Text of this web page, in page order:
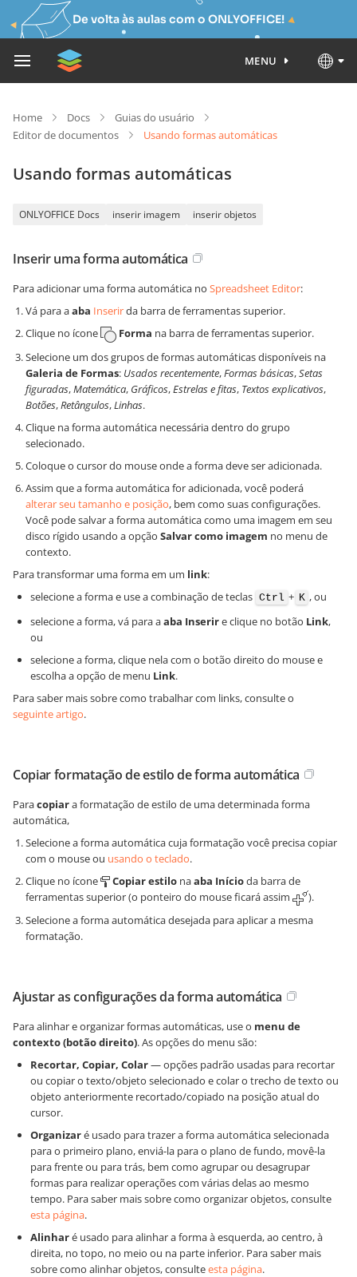
De volta às aulas com o ONLYOFFICE!
MENU
Home Docs
Guias do usuário
Editor de documentos
Usando formas automáticas
Usando formas automáticas
ONLYOFFICE Docs inserir imagem inserir objetos
Inserir uma forma automática
Para adicionar uma forma automática no Spreadsheet Editor:
Vá para aaba Inserirda barra de ferramentas superior.
Clique no ícone
Forma na barra de ferramentas superior.
Selecione um dos grupos de formas automáticas disponíveis na
Galeria de Formas: Usados recentemente,Formas básicas,Setas
figuradas,Matemática, Gráficos,Estrelas e fitas, Textos explicativos,
Botões,Retângulos,Linhas.
Clique na forma automática necessária dentro do grupo
selecionado.
Coloque o cursor do mouse onde a forma deve ser adicionada.
Assim que a forma automática for adicionada, você poderá
alterar seu tamanho e posição, bem como suas configurações.
Você pode salvar a forma automática como uma imagem em seu
disco rígido usando a opção Salvar como imagem no menu de
contexto.
Para transformar uma forma em um link:
selecione a forma e use a combinação de teclas Ctrl + K , ou
selecione a forma, vá para aaba Inserire clique no botão Link,
ou
selecione a forma, clique nela com o botão direito do mouse e
escolha a opção de menu Link.
Para saber mais sobre como trabalhar com links, consulte o
seguinte artigo.
Copiar formatação de estilo de forma automática
Paracopiara formatação de estilo de uma determinada forma
automática,
Selecione a forma automática cuja formatação você precisa copiar
com o mouse ou usando o teclado.
Clique no ícone
Copiar estilo naaba Inícioda barra de
ferramentas superior (o ponteiro do mouse ficará assim
).
Selecione a forma automática desejada para aplicar a mesma
formatação.
Ajustar as configurações da forma automática
Para alinhar e organizar formas automáticas, use o menu de
contexto (botão direito). As opções do menu são:
Recortar, Copiar, Colar— opções padrão usadas para recortar
ou copiar o texto/objeto selecionado e colar o trecho de texto ou
objeto anteriormente recortado/copiado na posição atual do
cursor.
Organizaré usado para trazer a forma automática selecionada
para o primeiro plano, enviá-la para o plano de fundo, movê-la
para frente ou para trás, bem como agrupar ou desagrupar
formas para realizar operações com várias delas ao mesmo
tempo. Para saber mais sobre como organizar objetos, consulte
esta página.
Alinharé usado para alinhar a forma à esquerda, ao centro, à
direita, no topo, no meio ou na parte inferior. Para saber mais
sobre como alinhar objetos, consulteesta página.